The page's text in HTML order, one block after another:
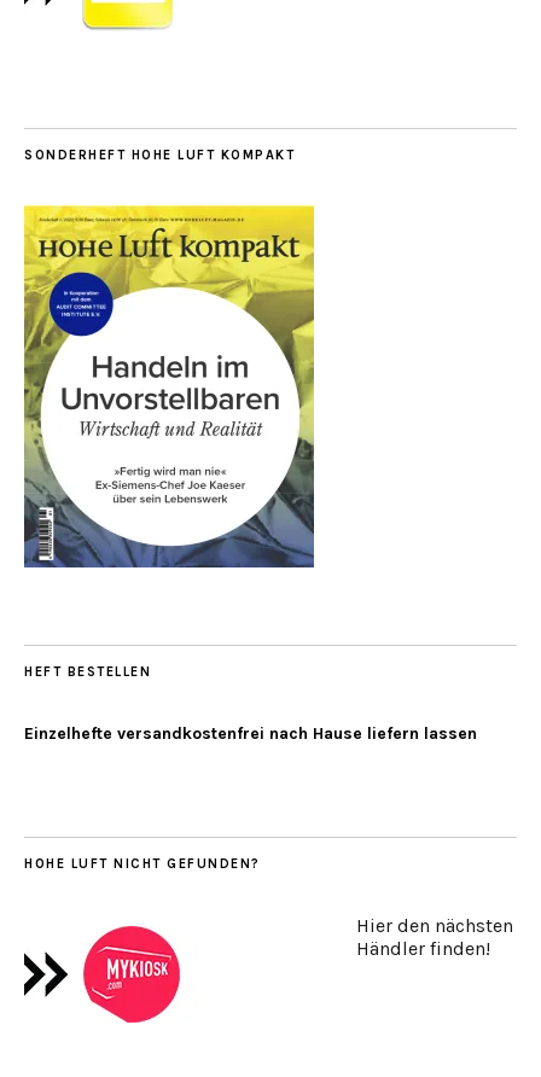
SONDERHEFT HOHE LUFT KOMPAKT
HEFT BESTELLEN
Einzelhefte versandkostenfrei nach Hause liefern lassen
HOHE LUFT NICHT GEFUNDEN?
Hier den nächsten
Händler finden!